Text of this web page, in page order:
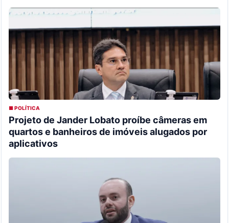
■ POLÍTICA
Projeto de Jander Lobato proíbe câmeras em
quartos e banheiros de imóveis alugados por
aplicativos